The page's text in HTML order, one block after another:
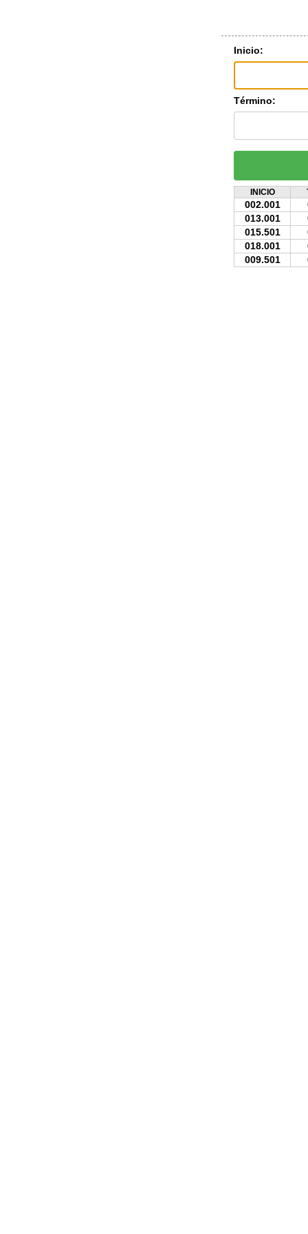
Inicio:
Término:
INICIO
002.001
013.001
015.501
018.001
009.501